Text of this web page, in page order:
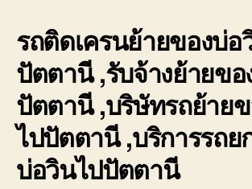
รถติดเครนย้ายของบ่อ
ปัตตานี ,รับจ้างย้ายข
ปัตตานี ,บริษัทรถย้าย
ไปปัตตานี ,บริการรถย
บ่อวินไปปัตตานี